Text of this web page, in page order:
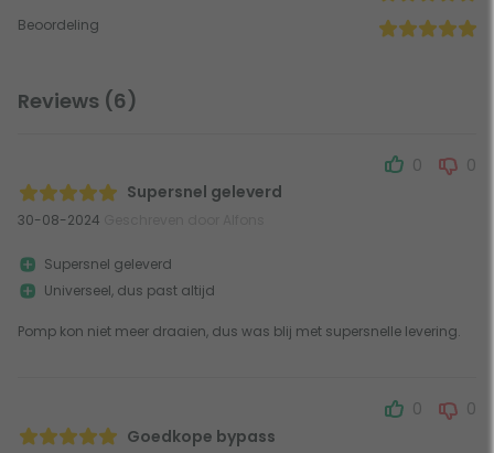
Beoordeling
Reviews (6)
Supersnel geleverd
30-08-2024
0 0
Pomp kon niet meer draaien, dus was blij met supersnelle levering.
Supersnel geleverd
Universeel, dus past altijd
Goedkope bypass
0 0